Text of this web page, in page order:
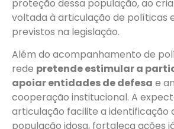
proteção dessa população, ao
voltada à articulação de políticas
previstos na legislação.
Além do acompanhamento de
rede pretende estimular a
apoiar entidades de defesa e
cooperação institucional. A
articulação facilite a identificação
população idosa, fortaleça ações